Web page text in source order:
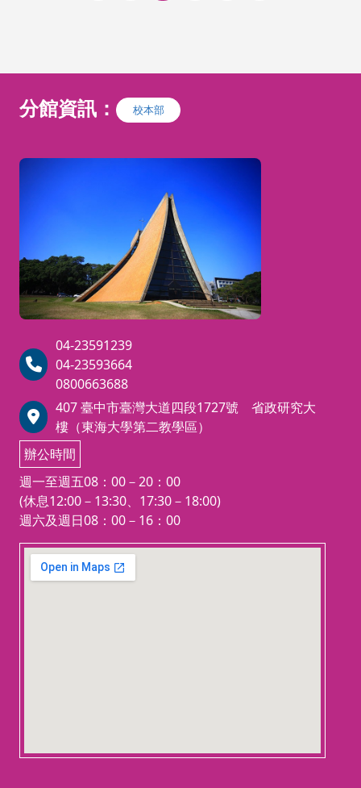
分館資訊： 校本部
04-23591239
04-23593664
0800663688
407 臺中市臺灣大道四段1727號 省政研究大
樓（東海大學第二教學區）
辦公時間
週一至週五08：00－20：00
(休息12:00－13:30、17:30－18:00)
週六及週日08：00－16：00
123 movies
embedgooglemap.net